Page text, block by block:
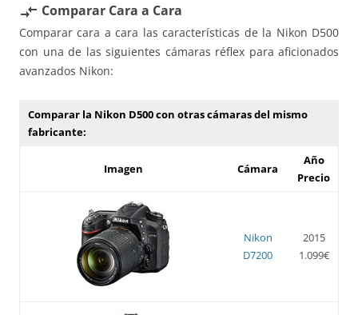
compare_arrows Comparar Cara a Cara
Comparar cara a cara las características de la Nikon D500
con una de las siguientes cámaras réflex para aficionados
avanzados Nikon:
Comparar la Nikon D500 con otras cámaras del mismo
fabricante:
Imagen Cámara
Año
Precio
Nikon
D7200
2015
1.099€